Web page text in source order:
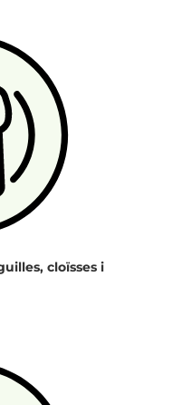
cloïsses i